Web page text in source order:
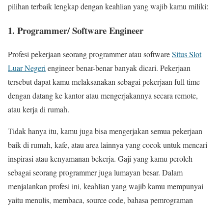
pilihan terbaik lengkap dengan keahlian yang wajib kamu miliki:
1. Programmer/ Software Engineer
Profesi pekerjaan seorang programmer atau softwareSitus Slot
Luar Negeriengineer benar-benar banyak dicari. Pekerjaan
tersebut dapat kamu melaksanakan sebagai pekerjaan full time
dengan datang ke kantor atau mengerjakannya secara remote,
atau kerja di rumah.
Tidak hanya itu, kamu juga bisa mengerjakan semua pekerjaan
baik di rumah, kafe, atau area lainnya yang cocok untuk mencari
inspirasi atau kenyamanan bekerja. Gaji yang kamu peroleh
sebagai seorang programmer juga lumayan besar. Dalam
menjalankan profesi ini, keahlian yang wajib kamu mempunyai
yaitu menulis, membaca, source code, bahasa pemrograman